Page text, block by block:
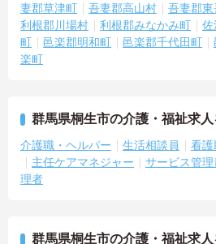
妻郡草津町
吾妻郡高山村 吾妻郡
利根郡川場村
利根郡みなかみ町 佐
町
邑楽郡明和町 邑楽郡千代田町
楽町
群馬県桐生市の介護・福祉求
介護職・ヘルパー 生活相談員 看護
主任ケアマネジャー
サービス管
理者
群馬県桐生市の介護・福祉求